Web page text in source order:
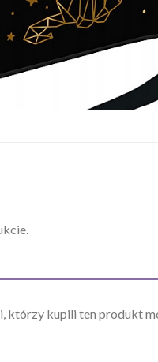
którzy kupili ten produkt